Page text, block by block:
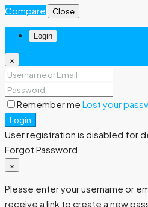
Compare Close
Login
×
Remember me Lost your
Login
User registration is disabled for
Forgot Password
×
Please enter your username or
receive a link to create a new